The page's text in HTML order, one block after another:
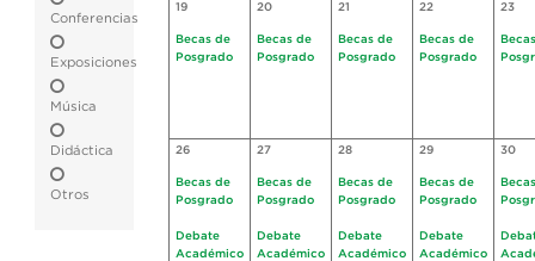
Conferencias
Exposiciones
Música
Didáctica
Otros
19
Becas de
Posgrado
20
Becas de
Posgrado
21
Becas de
Posgrado
22
Becas de
Posgrado
23
26
Becas de
Posgrado
Debate
Académico
27
Becas de
Posgrado
Debate
Académico
28
Becas de
Posgrado
Debate
Académico
29
Becas de
Posgrado
Debate
Académico
30